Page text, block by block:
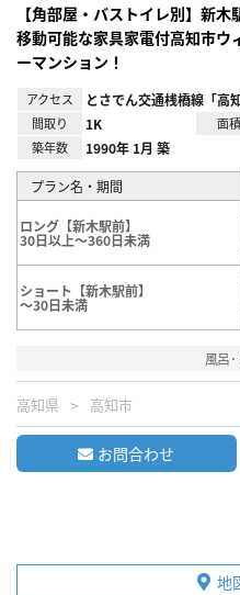
【角部屋・バストイレ別】新
移動可能な家具家電付高知市ウ
ーマンション！
アクセス とさでん交通桟橋線「高
間取り 1K 面積
築年数 1990年 1月 築
プラン名・期間
ロング【新木駅前】
30日以上～360日未満
ショート【新木駅前】
～30日未満
風呂
高知県 高知市
お問合わせ
地